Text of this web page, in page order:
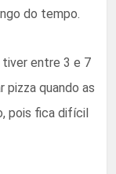
do tempo.
tiver entre 3 e 7
pizza quando as
pois fica difícil